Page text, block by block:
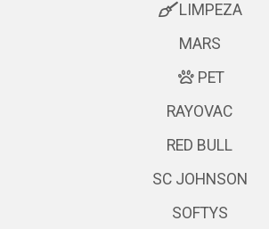
LIMPEZA
MARS
PET
RAYOVAC
RED BULL
SC JOHNSON
SOFTYS